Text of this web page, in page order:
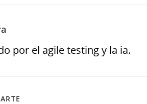
por el agile testing y la ia.